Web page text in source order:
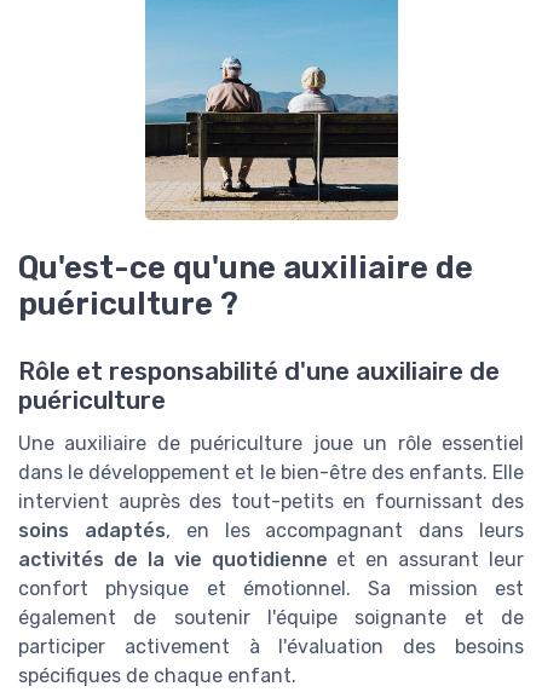
Qu'est-ce qu'une auxiliaire de
puériculture ?
Rôle et responsabilité d'une auxiliaire de
puériculture
Une auxiliaire de puériculture joue un rôle essentiel
dans le développement et le bien-être des enfants. Elle
intervient auprès des tout-petits en fournissant des
soins adaptés, en les accompagnant dans leurs
activités de la vie quotidienne et en assurant leur
confort physique et émotionnel. Sa mission est
également de soutenir l'équipe soignante et de
participer activement à l'évaluation des besoins
spécifiques de chaque enfant.